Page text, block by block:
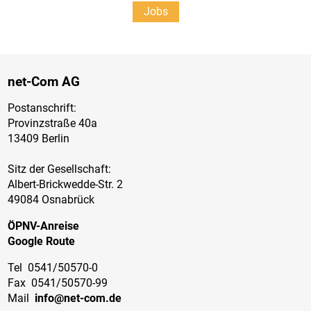
Jobs
Jobs
net-Com AG
Postanschrift:
Provinzstraße 40a
13409 Berlin
Sitz der Gesellschaft:
Albert-Brickwedde-Str. 2
49084 Osnabrück
ÖPNV-Anreise
Google Route
Tel 0541/50570-0
Fax 0541/50570-99
Mail info@net-com.de